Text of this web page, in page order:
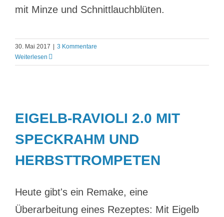
mit Minze und Schnittlauchblüten.
30. Mai 2017 | 3 Kommentare
Weiterlesen
EIGELB-RAVIOLI 2.0 MIT
SPECKRAHM UND
HERBSTTROMPETEN
Heute gibt's ein Remake, eine
Überarbeitung eines Rezeptes: Mit Eigelb